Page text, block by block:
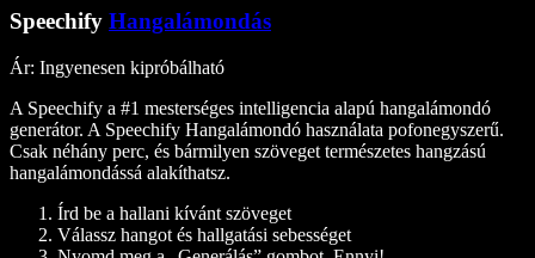
Speechify Hangalámondás
Ár: Ingyenesen kipróbálható
A Speechify a #1 mesterséges intelligencia alapú hangalámondó
generátor. A Speechify Hangalámondó használata pofonegyszerű.
Csak néhány perc, és bármilyen szöveget természetes hangzású
hangalámondássá alakíthatsz.
Írd be a hallani kívánt szöveget
Válassz hangot és hallgatási sebességet